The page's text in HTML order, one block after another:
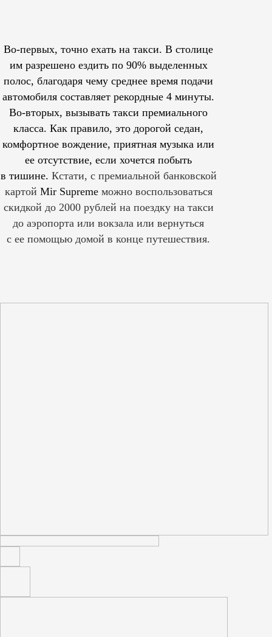
Во-первых, точно ехать на такси. В столице
им разрешеноездить по 90% выделенных
полос, благодаря чему среднее время подачи
автомобиля составляет рекордные 4 минуты.
Во-вторых, вызывать такси премиального
класса. Как правило, это дорогой седан,
комфортное вождение, приятная музыка или
ее отсутствие, если хочется побыть
в тишине. Кстати, с премиальной банковской
картой Mir Supreme можно воспользоваться
скидкой до 2000 рублей на поездку на такси
до аэропорта или вокзала или вернуться
с ее помощью домой в конце путешествия.